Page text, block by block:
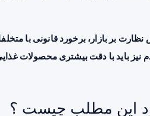
نظارت بر بازار، برخورد قانونی با
نیز باید با دقت بیشتری محصولات
این مطلب چیست ؟